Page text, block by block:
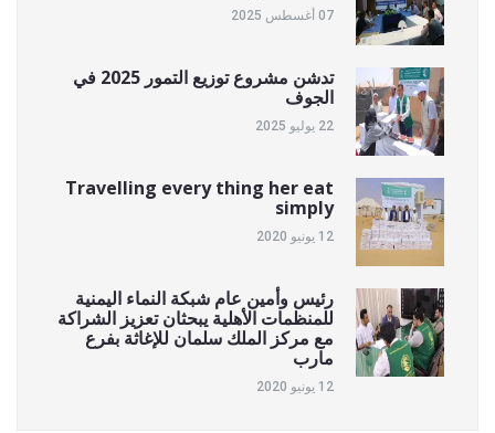
07 أغسطس 2025
تدشن مشروع توزيع التمور 2025 في
الجوف
22 يوليو 2025
Travelling every thing her eat
simply
12 يونيو 2020
رئيس وأمين عام شبكة النماء اليمنية
للمنظمات الأهلية يبحثان تعزيز الشراكة
مع مركز الملك سلمان للإغاثة بفرع
مارب
12 يونيو 2020